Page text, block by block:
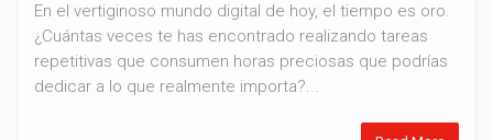
En el vertiginoso mundo digital de hoy, el tiempo es oro.
¿Cuántas veces te has encontrado realizando tareas
repetitivas que consumen horas preciosas que podrías
dedicar a lo que realmente importa?...